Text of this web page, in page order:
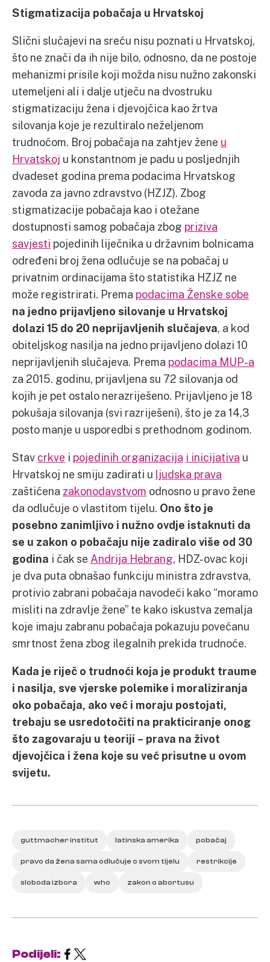
Stigmatizacija pobačaja u Hrvatskoj
Slični slučajevi na sreću nisu poznati u Hrvatskoj,
što ne znači da ih nije bilo, odnosno, da ne postoje
mehanizmi prisile koji možda nisu nužno zakonski
utemeljeni ali i dalje utječu na dvostruku
stigmatizaciju žena i djevojčica kao žrtva
silovanja koje je rezultiralo neželjenom
trudnoćom. Broj pobačaja na zahtjev žene u
Hrvatskoj u konstantnom je padu u posljednjih
dvadeset godina prema podacima Hrvatskog
zavoda za javno zdravstvo (HZJZ). Zbog
stigmatizacije pobačaja kao i otežane
dostupnosti samog pobačaja zbog priziva
savjesti pojedinih liječnika u državnim bolnicama
određeni broj žena odlučuje se na pobačaj u
privatnim ordinacijama što statistika HZJZ ne
može registrirati. Prema podacima Ženske sobe
na jedno prijavljeno silovanje u Hrvatskoj
dolazi 15 do 20 neprijavljenih slučajeva, a kod
obiteljskog nasilja na jedno prijavljeno dolazi 10
neprijavljenih slučajeva. Prema podacima MUP-a
za 2015. godinu, prijavljena su 72 silovanja od
kojih je pet ostalo nerazriješeno. Prijavljeno je 18
pokušaja silovanja (svi razriješeni), što je za 14,3
posto manje u usporedbi s prethodnom godinom.
Stav crkve i pojedinih organizacija i inicijativa u
Hrvatskoj ne smiju zadirati u ljudska prava
zaštićena zakonodavstvom odnosno u pravo žene
da odlučuje o vlastitom tijelu. Ono što je
posebno zanimljivo i nužno ovdje istaknuti da
se u zakon o pobačaju nije zadiralo više od 30
godina i čak se Andrija Hebrang, HDZ-ovac koji
je dva puta obnašao funkciju ministra zdravstva,
protivio zabrani pobačaja navodeći kako “moramo
misliti na zdravlje žene” te kako iskustva zemalja
koje imaju zabranu pobačaja pokazuju povećanu
smrtnost žena zbog ilegalnih prekida trudnoće.
Kada je riječ o trudnoći koja je produkt traume
i nasilja, sve vjerske polemike i moraliziranja
oko pobačaja, ako već i moraju postojati,
trebaju se usredotočiti na prakticiranje onog
što zagovaraju u teoriji – prava na život
djevojčica i žena koje su već prisutne u ovom
svijetu.
guttmacher institut latinska amerika pobačaj
pravo da žena sama odlučuje o svom tijelu restrikcije
sloboda izbora who zakon o abortusu
Podijeli: